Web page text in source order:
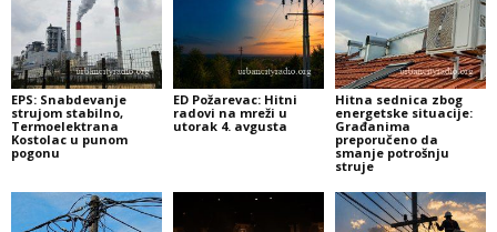
EPS: Snabdevanje
strujom stabilno,
Termoelektrana
Kostolac u punom
pogonu
ED Požarevac: Hitni
radovi na mreži u
utorak 4. avgusta
Hitna sednica zbog
energetske situacije:
Građanima
preporučeno da
smanje potrošnju
struje